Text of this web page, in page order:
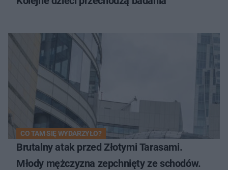
CO TAM SIĘ WYDARZYŁO?
Brutalny atak przed Złotymi Tarasami.
Młody mężczyzna zepchnięty ze schodów.